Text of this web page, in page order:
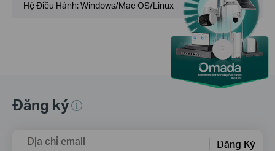
Hệ Điều Hành: Windows/Mac OS/Linux
Đăng ký
Địa chỉ email Đăng Ký